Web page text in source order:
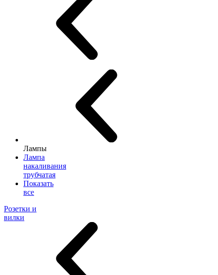
Лампы
Лампа
накаливания
трубчатая
Показать
все
Розетки и
вилки